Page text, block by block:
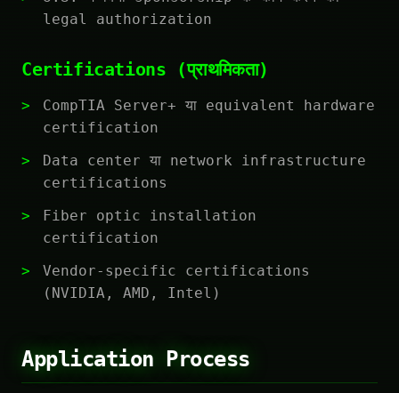
legal authorization
Certifications (प्राथमिकता)
CompTIA Server+ या equivalent hardware
certification
Data center या network infrastructure
certifications
Fiber optic installation
certification
Vendor-specific certifications
(NVIDIA, AMD, Intel)
Application Process